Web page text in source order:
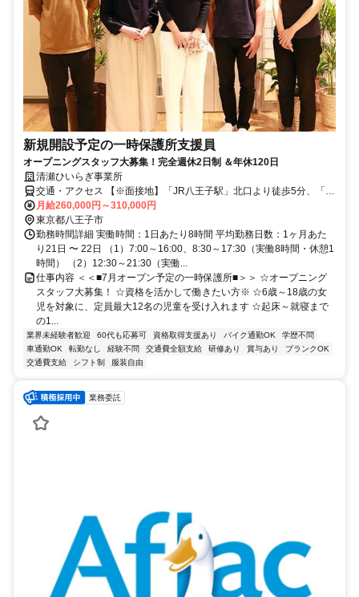
新規開設予定の一時保護所支援員
オープニングスタッフ大募集！完全週休2日制 ＆年休120日
清瀬ひいらぎ事業所
交通・アクセス 【※面接地】「JR八王子駅」北口より徒歩5分、「京
王八王子駅」より徒歩7分
月給260,000円～310,000円
東京都八王子市
勤務時間詳細 実働時間：1日あたり8時間 平均勤務日数：1ヶ月あた
り21日 〜 22日 （1）7:00～16:00、8:30～17:30（実働8時間・休憩1
時間） （2）12:30～21:30（実働...
仕事内容 ＜＜■7月オープン予定の一時保護所■＞＞ ☆オープニング
スタッフ大募集！ ☆資格を活かして働きたい方※ ☆6歳～18歳の女
児を対象に、定員最大12名の児童を受け入れます ☆起床～就寝まで
の1...
業界未経験者歓迎 60代も応募可 資格取得支援あり バイク通勤OK
学歴不問
車通勤OK
転勤なし 経験不問 交通費全額支給 研修あり 賞与あり
ブランクOK
交通費支給
シフト制 服装自由
業務委託